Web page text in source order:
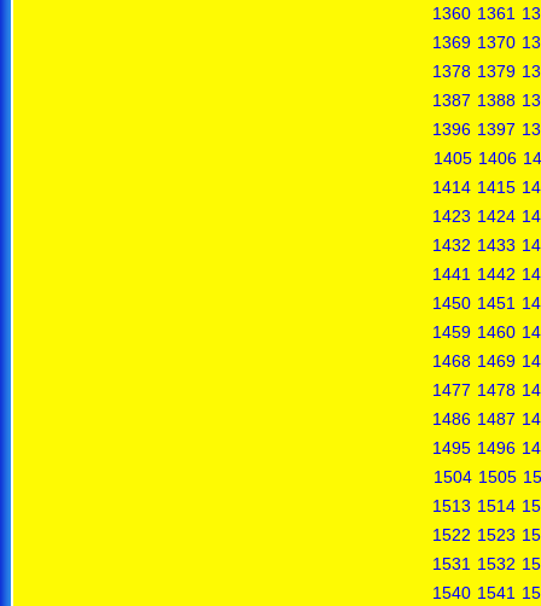
1360 1361
1369 1370
1378 1379
1387 1388
1396 1397
1405 1406
1414 1415
1423 1424
1432 1433
1441 1442
1450 1451
1459 1460
1468 1469
1477 1478
1486 1487
1495 1496
1504 1505
1513 1514
1522 1523
1531 1532
1540 1541